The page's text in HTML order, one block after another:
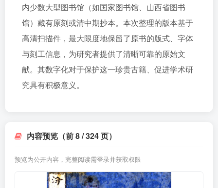
内少数大型图书馆（如国家图书馆、山西省图书
馆）藏有原刻或清中期抄本。本次整理的版本基于
高清扫描件，最大限度地保留了原书的版式、字体
与刻工信息，为研究者提供了清晰可靠的原始文
献。其数字化对于保护这一珍贵古籍、促进学术研
究具有积极意义。
内容预览（前 8 / 324 页）
预览为公开内容，完整阅读需登录并获取权限